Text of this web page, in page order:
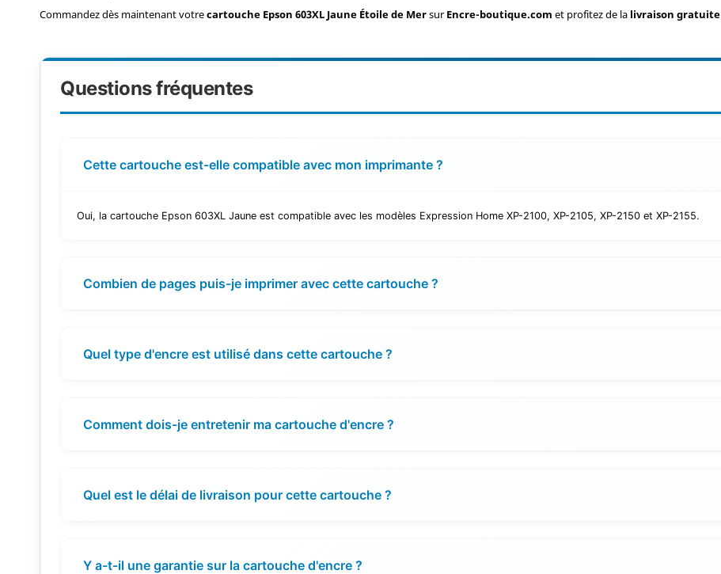
Commandez dès maintenant votrecartouche Epson 603XL Jaune Étoile de MersurEncre-boutique.com et profitez de la livraison gratuite
Questions fréquentes
Cette cartouche est-elle compatible avec mon imprimante ?
Oui, la cartouche Epson 603XL Jaune est compatible avec les modèles Expression Home XP-2100, XP-2105, XP-2150 et XP-2155.
Combien de pages puis-je imprimer avec cette cartouche ?
Quel type d'encre est utilisé dans cette cartouche ?
Comment dois-je entretenir ma cartouche d'encre ?
Quel est le délai de livraison pour cette cartouche ?
Y a-t-il une garantie sur la cartouche d'encre ?